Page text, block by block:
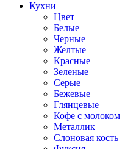
Кухни
Цвет
Белые
Черные
Желтые
Красные
Зеленые
Серые
Бежевые
Глянцевые
Кофе с молоком
Металлик
Слоновая кость